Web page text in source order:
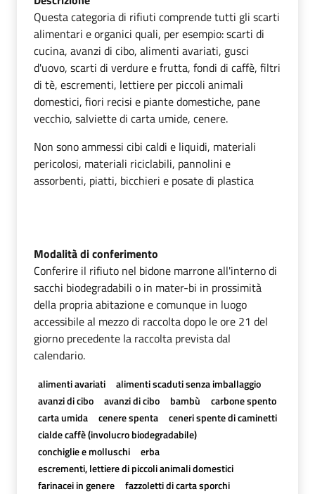
Questa categoria di rifiuti comprende tutti gli scarti
alimentari e organici quali, per esempio: scarti di
cucina, avanzi di cibo, alimenti avariati, gusci
d'uovo, scarti di verdure e frutta, fondi di caffè, filtri
di tè, escrementi, lettiere per piccoli animali
domestici, fiori recisi e piante domestiche, pane
vecchio, salviette di carta umide, cenere.
Non sono ammessi cibi caldi e liquidi, materiali
pericolosi, materiali riciclabili, pannolini e
assorbenti, piatti, bicchieri e posate di plastica
Modalità di conferimento
Conferire il rifiuto nel bidone marrone all'interno di
sacchi biodegradabili o in mater-bi in prossimità
della propria abitazione e comunque in luogo
accessibile al mezzo di raccolta dopo le ore 21 del
giorno precedente la raccolta prevista dal
calendario.
alimenti avariati
alimenti scaduti senza imballaggio
avanzi di cibo
avanzi di cibo bambù
carbone spento
carta umida
cenere spenta
ceneri spente di caminetti
cialde caffè (involucro biodegradabile)
conchiglie e molluschi
erba
escrementi, lettiere di piccoli animali domestici
farinacei in genere
fazzoletti di carta sporchi